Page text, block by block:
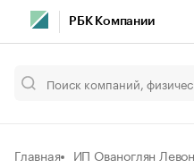
РБК Компании
Главная ИП Ованоглян